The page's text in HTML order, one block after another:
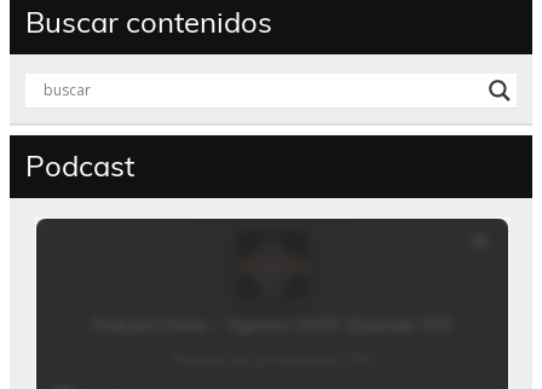
Buscar contenidos
Podcast